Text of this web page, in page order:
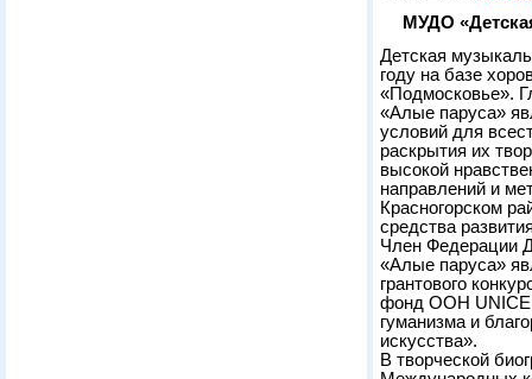
МУДО
Детская
году на базе
«Подмосковье».
«Алые паруса»
условий для
раскрытия их
высокой
направлений и
Красногорском
средства
Член Федерации
«Алые паруса»
грантового
фонд OOH
гуманизма и
искусства».
В творческой